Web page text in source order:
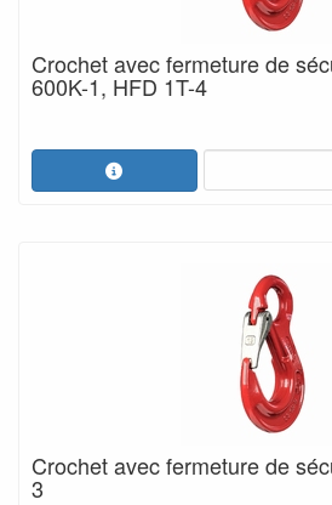
Crochet avec fermeture de
600K-1, HFD 1T-4
Crochet avec fermeture de
3